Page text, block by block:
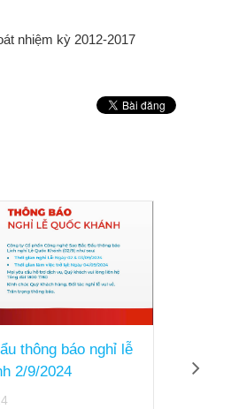
nhiệm kỳ 2012-2017
thông báo nghỉ lễ
2/9/2024
“The